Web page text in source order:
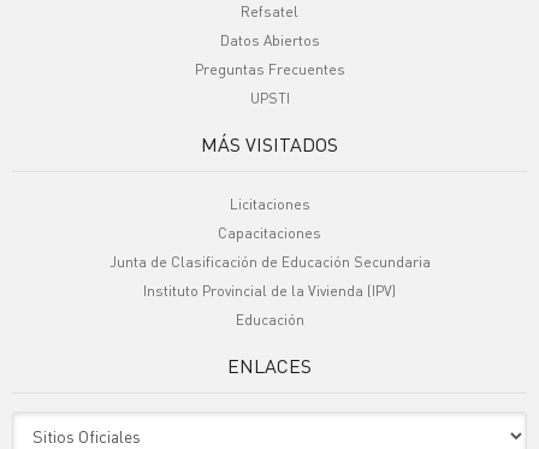
Refsatel
Datos Abiertos
Preguntas Frecuentes
UPSTI
MÁS VISITADOS
Licitaciones
Capacitaciones
Junta de Clasificación de Educación Secundaria
Instituto Provincial de la Vivienda (IPV)
Educación
ENLACES